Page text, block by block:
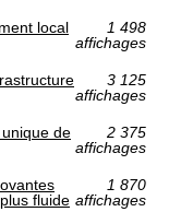
local
1 498
affichages
3 125
affichages
de
2 375
affichages
fluide
1 870
affichages